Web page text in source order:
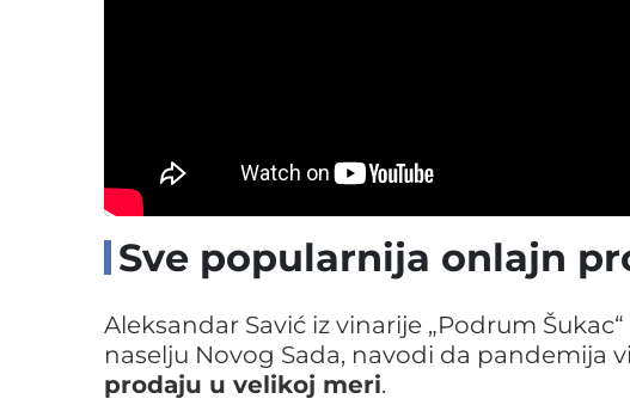
Sve popularnija onlajn
Aleksandar Savić iz vinarije „Podrum
naselju Novog Sada, navodi da pandemija
prodaju u velikoj meri.